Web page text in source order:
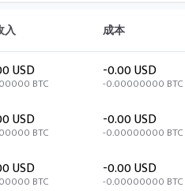
入 成本
USD
BTC
-0.00 USD
-0.00000000 BTC
USD
BTC
-0.00 USD
-0.00000000 BTC
USD
BTC
-0.00 USD
-0.00000000 BTC